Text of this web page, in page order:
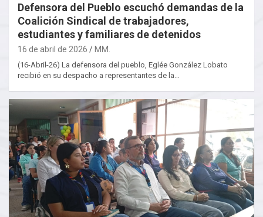
Defensora del Pueblo escuchó demandas de la
Coalición Sindical de trabajadores,
estudiantes y familiares de detenidos
16 de abril de 2026 MM.
(16-Abril-26) La defensora del pueblo, Eglée González Lobato
recibió en su despacho a representantes de la…